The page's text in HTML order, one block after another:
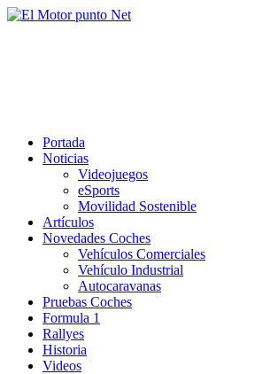
Saltar
Portada
Noticias
Videojuegos
eSports
Movilidad Sostenible
Artículos
Novedades Coches
Vehículos Comerciales
Vehículo Industrial
Autocaravanas
Pruebas Coches
Formula 1
Rallyes
Historia
Videos